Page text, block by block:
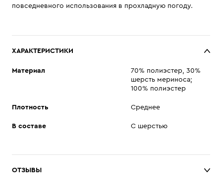
повседневного использования в прохладную погоду.
ХАРАКТЕРИСТИКИ
Материал
70% полиэстер, 30%
шерсть мериноса;
100% полиэстер
Плотность Среднее
В составе С шерстью
ОТЗЫВЫ